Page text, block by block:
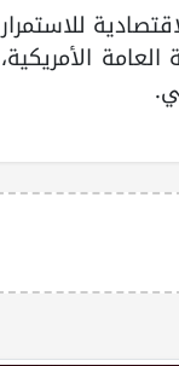
للاستمرار
الأمريكية،